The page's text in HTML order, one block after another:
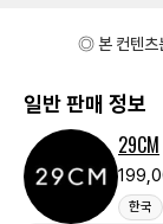
◎ 본 컨텐츠
일반 판매 정보
29CM
한국